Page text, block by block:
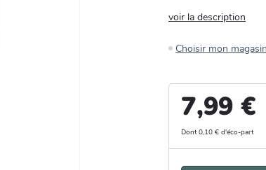
voir la description
Choisir mon magasin
7,99 €
Dont 0,10 € d'éco-part